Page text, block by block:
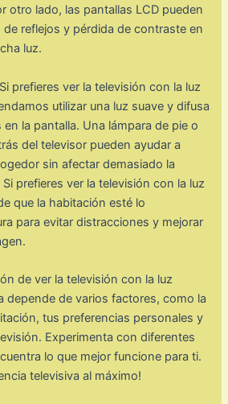
otro lado, las pantallas LCD pueden
reflejos y pérdida de contraste en
luz.
Si prefieres ver la televisión con la luz
utilizar una luz suave y difusa
la pantalla. Una lámpara de pie o
del televisor pueden ayudar a
sin afectar demasiado la
prefieres ver la televisión con la luz
que la habitación esté lo
para evitar distracciones y mejorar
de ver la televisión con la luz
depende de varios factores, como la
tus preferencias personales y
Experimenta con diferentes
lo que mejor funcione para ti.
televisiva al máximo!